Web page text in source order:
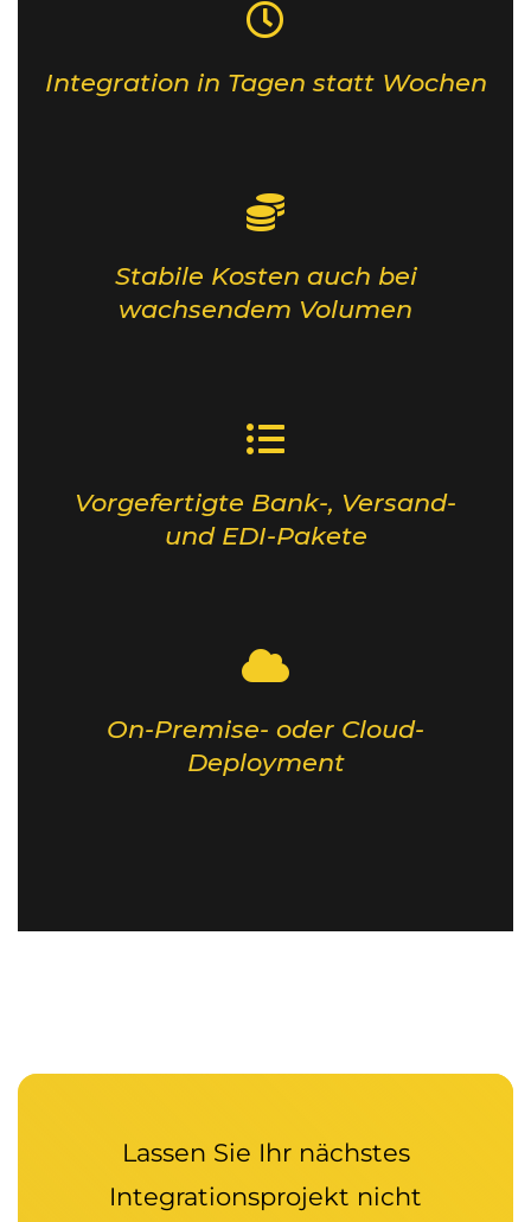
Integration in Tagen statt Wochen
Stabile Kosten auch bei
wachsendem Volumen
Vorgefertigte Bank-, Versand-
und EDI-Pakete
On-Premise- oder Cloud-
Deployment
Lassen Sie Ihr nächstes
Integrationsprojekt nicht